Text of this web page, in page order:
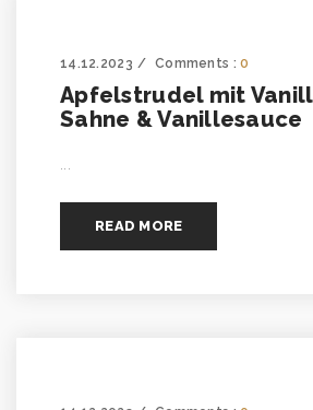
14.12.2023 Comments :0
Apfelstrudel mit
Sahne & Vanillesauce
READ MORE